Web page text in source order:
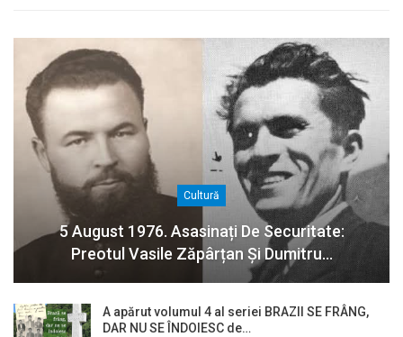
Cultură
5 August 1976. Asasinați De Securitate:
Preotul Vasile Zăpârțan Și Dumitru…
A apărut volumul 4 al seriei BRAZII SE FRÂNG,
DAR NU SE ÎNDOIESC de…